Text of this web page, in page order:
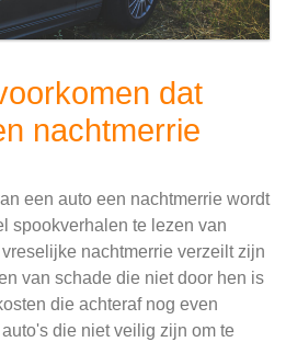
dat
nachtmerrie
een auto een nachtmerrie wordt
spookverhalen te lezen van
nachtmerrie verzeilt zijn
van schade die niet door hen is
die achteraf nog even
die niet veilig zijn om te